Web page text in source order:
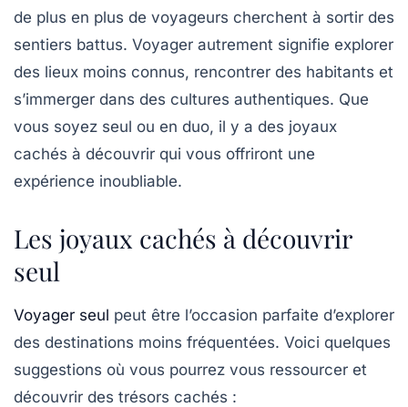
de plus en plus de voyageurs cherchent à sortir des
sentiers battus. Voyager autrement signifie explorer
des lieux moins connus, rencontrer des habitants et
s’immerger dans des cultures authentiques. Que
vous soyez seul ou en duo, il y a des joyaux
cachés à découvrir qui vous offriront une
expérience inoubliable.
Les joyaux cachés à découvrir
seul
Voyager seul peut être l’occasion parfaite d’explorer
des destinations moins fréquentées. Voici quelques
suggestions où vous pourrez vous ressourcer et
découvrir des trésors cachés :